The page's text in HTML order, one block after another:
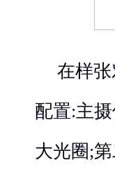
在样
配置:主
大光圈;